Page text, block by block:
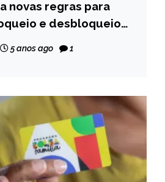
novas regras para
e desbloqueio
5 anos ago 1